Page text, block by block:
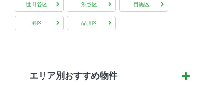
世田谷区 渋谷区 目黒区
港区 品川区
エリア別おすすめ物件